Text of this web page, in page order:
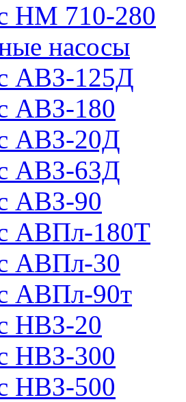
НМ 710-280
насосы
АВЗ-125Д
АВЗ-180
АВЗ-20Д
АВЗ-63Д
АВЗ-90
АВПл-180Т
АВПл-30
АВПл-90т
НВЗ-20
НВЗ-300
НВЗ-500